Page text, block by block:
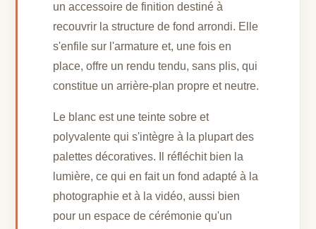
un accessoire de finition destiné à
recouvrir la structure de fond arrondi. Elle
s'enfile sur l'armature et, une fois en
place, offre un rendu tendu, sans plis, qui
constitue un arrière-plan propre et neutre.
Le blanc est une teinte sobre et
polyvalente qui s'intègre à la plupart des
palettes décoratives. Il réfléchit bien la
lumière, ce qui en fait un fond adapté à la
photographie et à la vidéo, aussi bien
pour un espace de cérémonie qu'un